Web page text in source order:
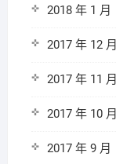
2018 年 1 月
2017 年 12 月
2017 年 11 月
2017 年 10 月
2017 年 9 月